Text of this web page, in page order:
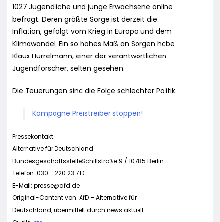
1027 Jugendliche und junge Erwachsene online
befragt. Deren größte Sorge ist derzeit die
Inflation, gefolgt vom Krieg in Europa und dem
Klimawandel. Ein so hohes Maß an Sorgen habe
Klaus Hurrelmann, einer der verantwortlichen
Jugendforscher, selten gesehen.
Die Teuerungen sind die Folge schlechter Politik.
Kampagne Preistreiber stoppen!
Pressekontakt:
Alternative für Deutschland
BundesgeschäftsstelleSchillstraße 9 / 10785 Berlin
Telefon: 030 – 220 23 710
E-Mail: presse@afd.de
Original-Content von: AfD – Alternative für
Deutschland, übermittelt durch news aktuell